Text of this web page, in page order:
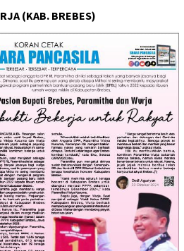
(KAB. BREBES)